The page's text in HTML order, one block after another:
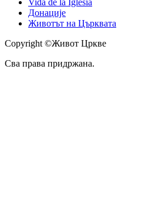
Vida de la Iglesia
Донације
Животът на Църквата
Copyright ©Живот Цркве
Сва права придржана.